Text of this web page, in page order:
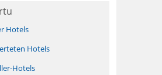
Hotels
Hotels
Hotels